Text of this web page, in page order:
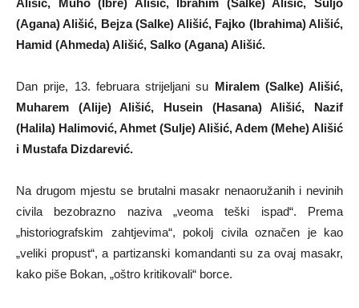
Ališić, Muho (Ibre) Ališić, Ibrahim (Salke) Ališić, Suljo
(Agana) Ališić, Bejza (Salke) Ališić, Fajko (Ibrahima) Ališić,
Hamid (Ahmeda) Ališić, Salko (Agana) Ališić.
Dan prije, 13. februara strijeljani su Miralem (Salke) Ališić,
Muharem (Alije) Ališić, Husein (Hasana) Ališić, Nazif
(Halila) Halimović, Ahmet (Sulje) Ališić, Adem (Mehe) Ališić
i Mustafa Dizdarević.
Na drugom mjestu se brutalni masakr nenaoružanih i nevinih
civila bezobrazno naziva „veoma teški ispad“. Prema
„historiografskim zahtjevima“, pokolj civila označen je kao
„veliki propust“, a partizanski komandanti su za ovaj masakr,
kako piše Bokan, „oštro kritikovali“ borce.